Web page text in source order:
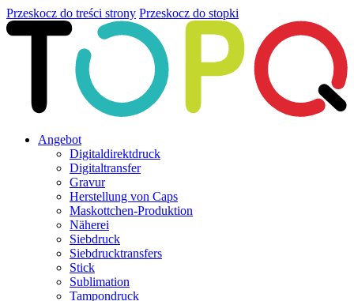
Przeskocz do treści strony Przeskocz do stopki
Angebot
Digitaldirektdruck
Digitaltransfer
Gravur
Herstellung von Caps
Maskottchen-Produktion
Näherei
Siebdruck
Siebdrucktransfers
Stick
Sublimation
Tampondruck